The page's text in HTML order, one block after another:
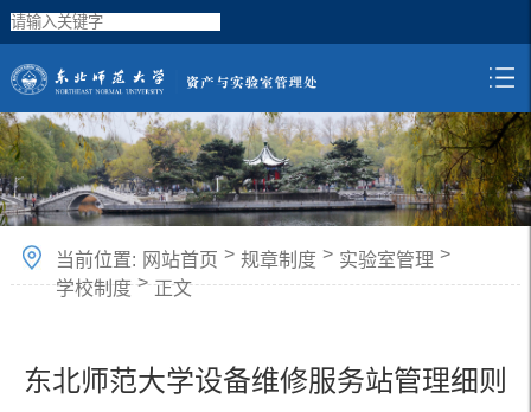
当前位置: 网站首页 > 规章制度 > 实验室管理 >
学校制度 > 正文
东北师范大学设备维修服务站管理细则